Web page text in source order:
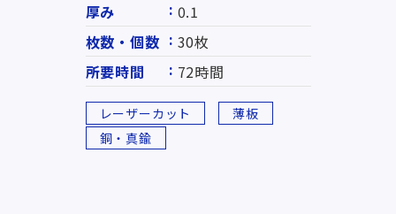
厚み
0.1
枚数・個数
30枚
所要時間
72時間
レーザーカット
薄板
銅・真鍮